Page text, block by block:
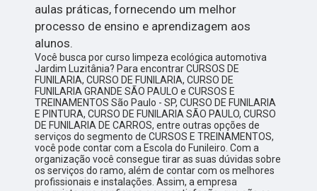
aulas práticas, fornecendo um melhor
processo de ensino e aprendizagem aos
alunos.
Você busca por curso limpeza ecológica automotiva
Jardim Luzitânia? Para encontrar CURSOS DE
FUNILARIA, CURSO DE FUNILARIA, CURSO DE
FUNILARIA GRANDE SÃO PAULO e CURSOS E
TREINAMENTOS São Paulo - SP, CURSO DE FUNILARIA
E PINTURA, CURSO DE FUNILARIA SÃO PAULO, CURSO
DE FUNILARIA DE CARROS, entre outras opções de
serviços do segmento de CURSOS E TREINAMENTOS,
você pode contar com a Escola do Funileiro. Com a
organização você consegue tirar as suas dúvidas sobre
os serviços do ramo, além de contar com os melhores
profissionais e instalações. Assim, a empresa